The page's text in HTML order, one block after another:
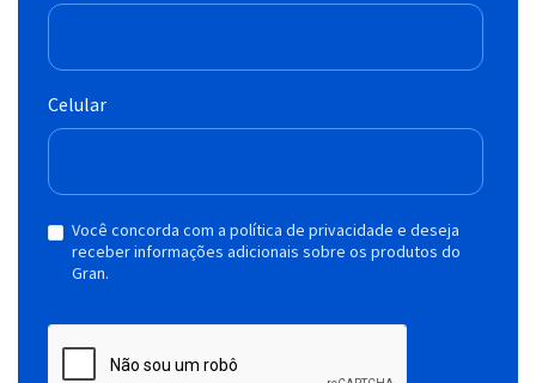
Celular
Você concorda com a política de privacidade e deseja
receber informações adicionais sobre os produtos do
Gran.